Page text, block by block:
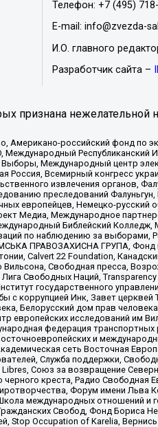
Телефон: +7 (495)
E-mail: info@zvezda-
И.О. главного
Разработчик сайта –
признана нежелательной
российский фонд по
Международный Республиканский
Международный центр
Всемирный конгресс
извлечения органов,
преследований Фалуньгун,
европейцев, Немецко-русский
Медиа, Международное
Библейский
по наблюдению за
ПРАВОЗАХИСНА ГРУПА, Фонд
Calvert 22 Foundation,
Свободная пресса,
Свободных Наций,
государственного
с коррупцией Инк, Завет церквей
Белорусский дом прав
европейских исследований им
федерация транспортных
и
сеть Восточная
Служба поддержки,
Союз за возвращение
креста, Радио Свободная
Форум имени Льва
международных отношений и
Свобод, Фонд Бориса
Stop Occupation of Karelia,